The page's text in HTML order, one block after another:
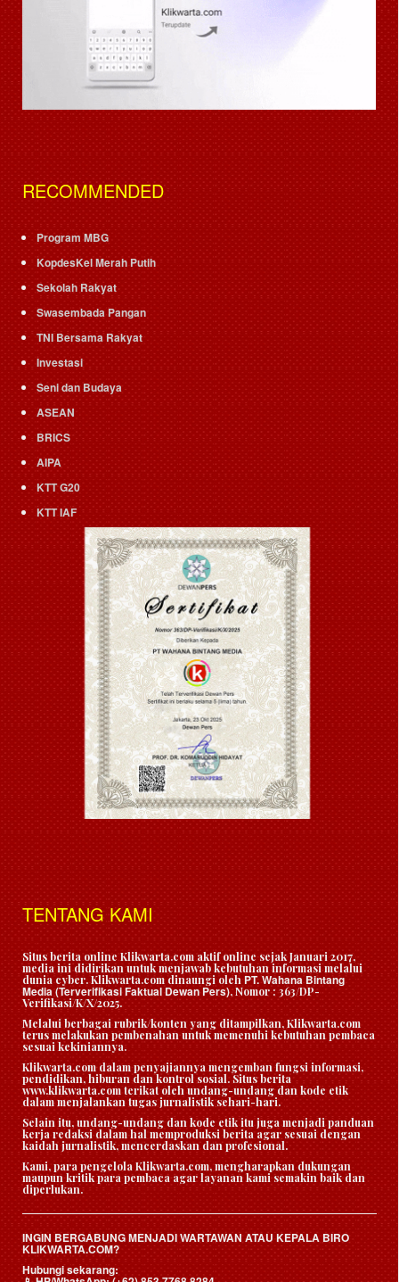
RECOMMENDED
Program MBG
KopdesKel Merah Putih
Sekolah Rakyat
Swasembada Pangan
TNI Bersama Rakyat
Investasi
Seni dan Budaya
ASEAN
BRICS
AIPA
KTT G20
KTT IAF
TENTANG KAMI
Situs berita online Klikwarta.com aktif online sejak Januari 2017,
media ini didirikan untuk menjawab kebutuhan informasi melalui
dunia cyber. Klikwarta.com dinaungi oleh PT. Wahana Bintang
Media (Terverifikasi Faktual Dewan Pers), Nomor : 363/DP-
Verifikasi/K/X/2025.
Melalui berbagai rubrik/konten yang ditampilkan, Klikwarta.com
terus melakukan pembenahan untuk memenuhi kebutuhan pembaca
sesuai kekiniannya.
Klikwarta.com dalam penyajiannya mengemban fungsi informasi,
pendidikan, hiburan dan kontrol sosial. Situs berita
www.klikwarta.com terikat oleh undang-undang dan kode etik
dalam menjalankan tugas jurnalistik sehari-hari.
Selain itu, undang-undang dan kode etik itu juga menjadi panduan
kerja redaksi dalam hal memproduksi berita agar sesuai dengan
kaidah jurnalistik, mencerdaskan dan profesional.
Kami, para pengelola Klikwarta.com, mengharapkan dukungan
maupun kritik para pembaca agar layanan kami semakin baik dan
diperlukan.
INGIN BERGABUNG MENJADI WARTAWAN ATAU KEPALA BIRO
KLIKWARTA.COM?
Hubungi sekarang: